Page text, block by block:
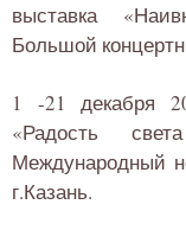
выставка
Большой
1 -21 декабря
«Радость
Международный
г.Казань.